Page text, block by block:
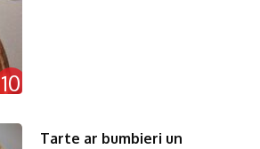
10
Tarte ar bumbieri un